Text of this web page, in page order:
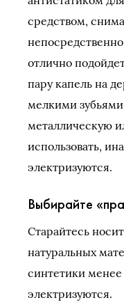
средством,
отлично
пару капель на
мелкими
металлическую
использовать,
электризуются.
Выбирайте
Старайтесь
натуральных
синтетики
электризуются.